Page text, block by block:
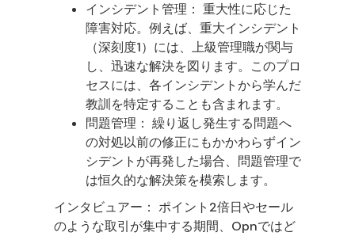
インシデント管理： 重大性に応じた
障害対応。例えば、重大インシデント
（深刻度1）には、上級管理職が関与
し、迅速な解決を図ります。このプロ
セスには、各インシデントから学んだ
教訓を特定することも含まれます。
問題管理： 繰り返し発生する問題へ
の対処以前の修正にもかかわらずイン
シデントが再発した場合、問題管理で
は恒久的な解決策を模索します。
インタビュアー： ポイント2倍日やセール
のような取引が集中する期間、Opnではど